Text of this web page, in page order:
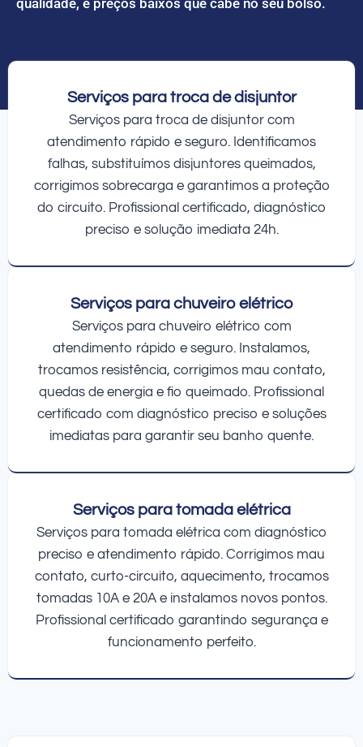
Serviços para troca de disjuntor
Serviços para troca de disjuntor com
atendimento rápido e seguro. Identificamos
falhas, substituímos disjuntores queimados,
corrigimos sobrecarga e garantimos a proteção
do circuito. Profissional certificado, diagnóstico
preciso e solução imediata 24h.
Serviços para chuveiro elétrico
Serviços para chuveiro elétrico com
atendimento rápido e seguro. Instalamos,
trocamos resistência, corrigimos mau contato,
quedas de energia e fio queimado. Profissional
certificado com diagnóstico preciso e soluções
imediatas para garantir seu banho quente.
Serviços para tomada elétrica
Serviços para tomada elétrica com diagnóstico
preciso e atendimento rápido. Corrigimos mau
contato, curto-circuito, aquecimento, trocamos
tomadas 10A e 20A e instalamos novos pontos.
Profissional certificado garantindo segurança e
funcionamento perfeito.